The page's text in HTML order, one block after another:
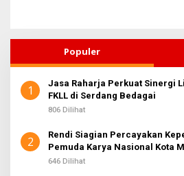
Populer
1
Jasa Raharja Perkuat Sinergi
FKLL di Serdang Bedagai
806 Dilihat
2
Rendi Siagian Percayakan
Pemuda Karya Nasional Kota
Sembiring
646 Dilihat